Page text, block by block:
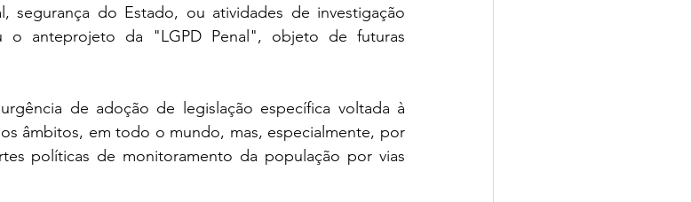
segurança do Estado, ou atividades de investigação
o anteprojeto da "LGPD Penal", objeto de futuras
âmbitos, em todo o mundo, mas, especialmente, por
políticas de monitoramento da população por vias